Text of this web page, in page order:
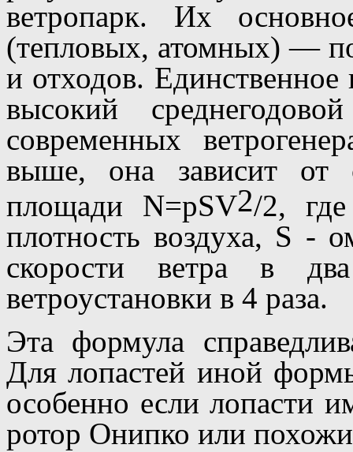
ветропарк. Их
(тепловых, атомных) —
и отходов.
высокий
современных
выше, она зависит от
площади N=pSV2/2,
плотность воздуха, S -
скорости ветра в
ветроустановки в 4 раза.
Эта формула
Для лопастей иной
особенно если лопасти
ротор Онипко или